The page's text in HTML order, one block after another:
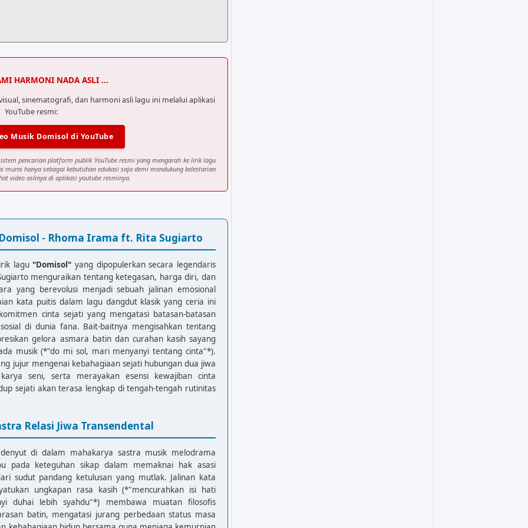
lagu
syahdu
C
la-la-la
C
la-la-la
la-la-la la-la-la
HARMONI NADA ASLI ...
sinematografi, dan harmoni asli lagu ini melalui aplikasi
YouTube resmi:
Musik Domisol di YouTube
pencarian platform publik YouTube resmi yang mengarah ke lirik lagu
murni hanya sebagai kebutuhan edukasi saja demi mendukung kelestarian
video aslinya di aplikasi youtube resminya.
- Rhoma Irama ft. Rita Sugiarto
lagu "Domisol" yang dipopulerkan secara legendaris
menguraikan tentang ketegasan, harga diri, dan
yang berevolusi menjadi sebuah jalinan emosional
kata puitis dalam lagu dangdut klasik yang ceria ini
cinta sejati yang mengatasi batasan-batasan
di dunia fana. Bait-baitnya mengisahkan tentang
gelora asmara batin dan curahan kasih sayang
musik (*"do mi sol, mari menyanyi tentang cinta"*).
jujur mengenai kebahagiaan sejati hubungan dua jiwa
seni, serta merayakan esensi kewajiban cinta
sejati akan terasa lengkap di tengah-tengah rutinitas
Relasi Jiwa Transendental
di dalam mahakarya sastra musik melodrama
pada keteguhan sikap dalam memaknai hak asasi
sudut pandang ketulusan yang mutlak. Jalinan kata
ungkapan rasa kasih (*"mencurahkan isi hati
duhai lebih syahdu"*) membawa muatan filosofis
batin, mengatasi jurang perbedaan status masa